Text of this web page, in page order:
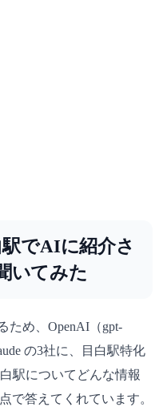
でAIに紹介さ
いてみた
ため、OpenAI（gpt-
の3社に、目白駅特化
駅についてどんな情報
で答えてくれています。